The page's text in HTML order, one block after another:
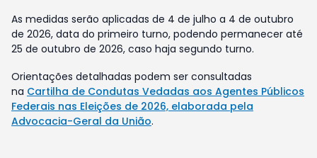
As medidas serão aplicadas de 4 de julho a 4 de outubro
de 2026, data do primeiro turno, podendo permanecer até
25 de outubro de 2026, caso haja segundo turno.
Orientações detalhadas podem ser consultadas
na Cartilha de Condutas Vedadas aos Agentes Públicos
Federais nas Eleições de 2026, elaborada pela
Advocacia-Geral da União.